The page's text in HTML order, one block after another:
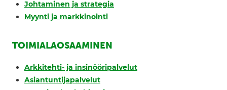
Johtaminen ja strategia
Myynti ja markkinointi
TOIMIALAOSAAMINEN
Arkkitehti- ja insinööripalvelut
Asiantuntijapalvelut